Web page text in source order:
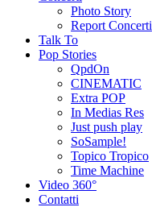
Photo Story
Report Concerti
Talk To
Pop Stories
QpdOn
CINEMATIC
Extra POP
In Medias Res
Just push play
SoSample!
Topico Tropico
Time Machine
Video 360°
Contatti